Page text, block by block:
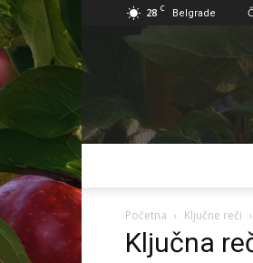
28 C Belgrade
Početna Ključne reči
Ključna